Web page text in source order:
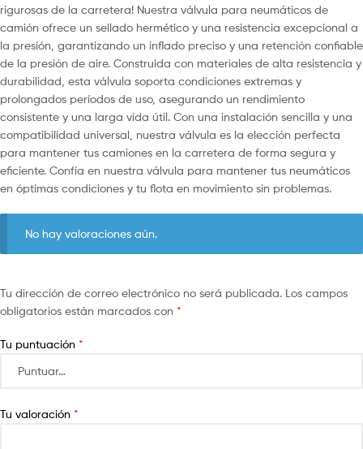
rigurosas de la carretera! Nuestra válvula para neumáticos de
camión ofrece un sellado hermético y una resistencia excepcional a
la presión, garantizando un inflado preciso y una retención confiable
de la presión de aire. Construida con materiales de alta resistencia y
durabilidad, esta válvula soporta condiciones extremas y
prolongados períodos de uso, asegurando un rendimiento
consistente y una larga vida útil. Con una instalación sencilla y una
compatibilidad universal, nuestra válvula es la elección perfecta
para mantener tus camiones en la carretera de forma segura y
eficiente. Confía en nuestra válvula para mantener tus neumáticos
en óptimas condiciones y tu flota en movimiento sin problemas.
No hay valoraciones aún.
Tu dirección de correo electrónico no será publicada. Los campos
obligatorios están marcados con *
Tu puntuación *
Tu valoración *